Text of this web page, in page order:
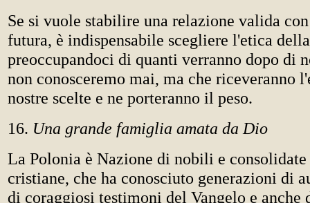
Se si vuole stabilire una relazione valida
futura, è indispensabile scegliere l'etica
preoccupandoci di quanti verranno dopo di
non conosceremo mai, ma che riceveranno
nostre scelte e ne porteranno il peso.
16. Una grande famiglia amata da Dio
La Polonia è Nazione di nobili e
cristiane, che ha conosciuto generazioni di
di coraggiosi testimoni del Vangelo e